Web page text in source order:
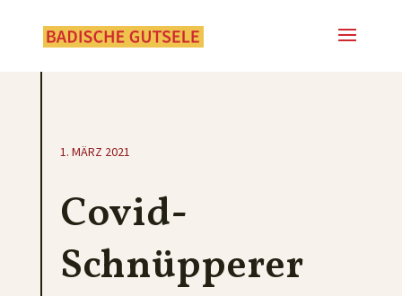
1. MÄRZ 2021
Covid-
Schnüpperer